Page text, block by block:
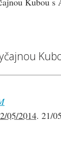
05/2014. 21/